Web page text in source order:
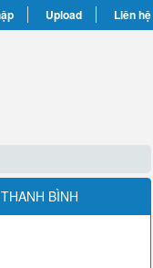
Upload Liên hệ
BÌNH